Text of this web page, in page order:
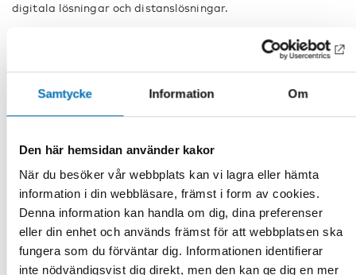
Samtycke Information Om
Den här hemsidan använder kakor
När du besöker vår webbplats kan vi lagra eller hämta
information i din webbläsare, främst i form av cookies.
Denna information kan handla om dig, dina preferenser
eller din enhet och används främst för att webbplatsen ska
fungera som du förväntar dig. Informationen identifierar
inte nödvändigsvist dig direkt, men den kan ge dig en mer
digitala lösningar och distanslösningar.
VOPDär ett prioriterat projekt av Nordiska ministerrådet
som initierades av det svenska ordförandeskapet 2018.
Fakta
DELA